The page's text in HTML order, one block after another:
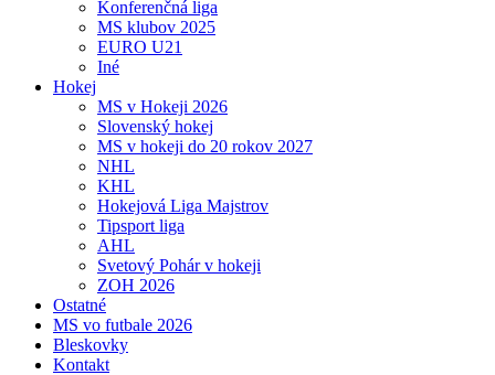
Konferenčná liga
MS klubov 2025
EURO U21
Iné
Hokej
MS v Hokeji 2026
Slovenský hokej
MS v hokeji do 20 rokov 2027
NHL
KHL
Hokejová Liga Majstrov
Tipsport liga
AHL
Svetový Pohár v hokeji
ZOH 2026
Ostatné
MS vo futbale 2026
Bleskovky
Kontakt